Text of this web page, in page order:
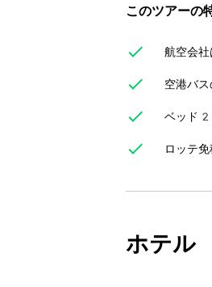
このツアーの
航空会
空港バ
ベッド
ロッテ
ホテル